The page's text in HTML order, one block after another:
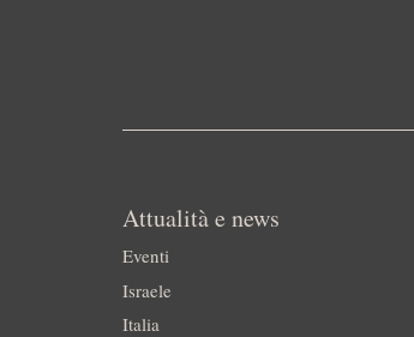
Attualità e news
Eventi
Israele
Italia